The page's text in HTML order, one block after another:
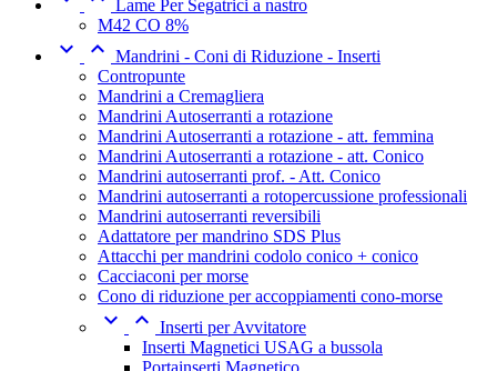
Lame Per Segatrici a nastro
M42 CO 8%
  Mandrini - Coni di Riduzione - Inserti
Contropunte
Mandrini a Cremagliera
Mandrini Autoserranti a rotazione
Mandrini Autoserranti a rotazione - att. femmina
Mandrini Autoserranti a rotazione - att. Conico
Mandrini autoserranti prof. - Att. Conico
Mandrini autoserranti a rotopercussione professionali
Mandrini autoserranti reversibili
Adattatore per mandrino SDS Plus
Attacchi per mandrini codolo conico + conico
Cacciaconi per morse
Cono di riduzione per accoppiamenti cono-morse
  Inserti per Avvitatore
Inserti Magnetici USAG a bussola
Portainserti Magnetico